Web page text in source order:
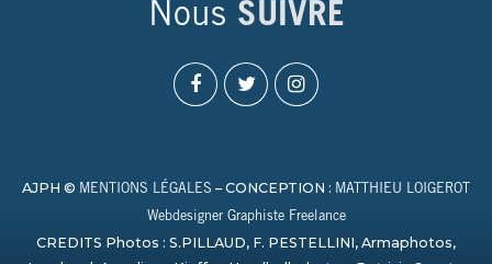
Nous SUIVRE
AJPH © MENTIONS LÉGALES – CONCEPTION : MATTHIEU LOIGEROT
Webdesigner Graphiste Freelance
CREDITS Photos : S.PILLAUD, F. PESTELLINI, Armaphotos,